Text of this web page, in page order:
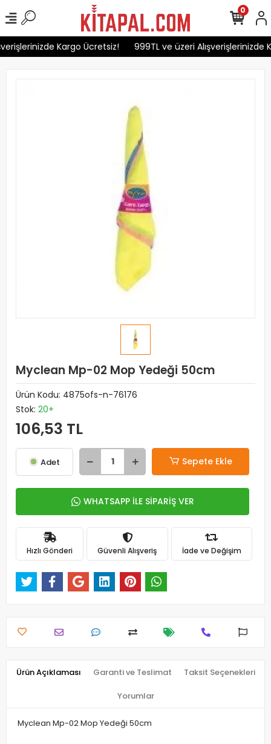
Kargo Ücretsiz! 999TL ve üzeri Alışverişlerinizde
0
Myclean Mp-02 Mop Yedeği 50cm
Ürün Kodu: 4875ofs-n-76176
Stok: 20+
106,53 TL
Adet Sepete Ekle
WHATSAPP İLE SİPARİŞ VER
Hızlı Gönderi Güvenli Alışveriş İade ve Değişim
Ürün Açıklaması Garanti ve Teslimat Taksit Seçenekleri
Yorumlar
Myclean Mp-02 Mop Yedeği 50cm